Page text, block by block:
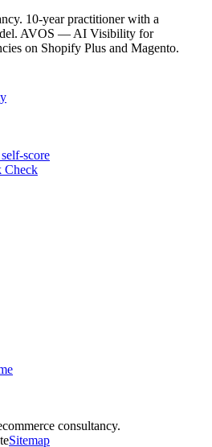
10-year practitioner with a
AVOS — AI Visibility for
on Shopify Plus and Magento.
score
Check
consultancy.
Sitemap